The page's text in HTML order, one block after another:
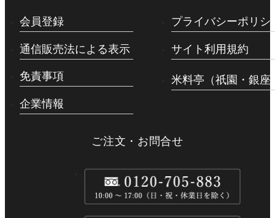
【夏限定】厳選美味
会員登録 プライバシーポリシ
通信販売法による表示 サイト利用規約
免責事項
米料亭（祇園・銀座
企業情報
ご注文・お問合せ